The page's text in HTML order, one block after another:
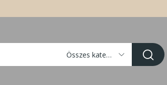
Összes kategória